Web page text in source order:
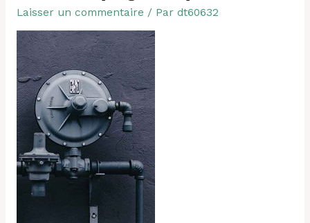
Laisser un commentaire / Par dt60632